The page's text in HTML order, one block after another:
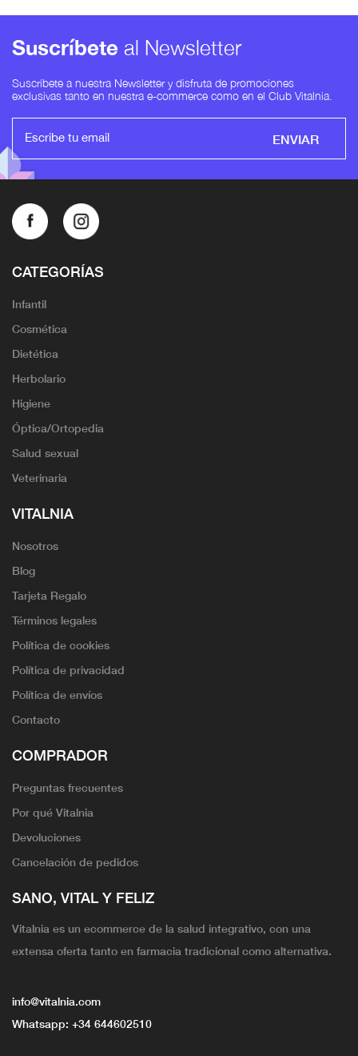
Suscríbete al Newsletter
Suscríbete a nuestra Newsletter y disfruta de promociones
exclusivas tanto en nuestra e-commerce como en el Club Vitalnia.
ENVIAR
CATEGORÍAS
Infantil
Cosmética
Dietética
Herbolario
Higiene
Óptica/Ortopedia
Salud sexual
Veterinaria
VITALNIA
Nosotros
Blog
Tarjeta Regalo
Términos legales
Política de cookies
Política de privacidad
Política de envíos
Contacto
COMPRADOR
Preguntas frecuentes
Por qué Vitalnia
Devoluciones
Cancelación de pedidos
SANO, VITAL Y FELIZ
Vitalnia es un ecommerce de la salud integrativo, con una
extensa oferta tanto en farmacia tradicional como alternativa.
info@vitalnia.com
Whatsapp: +34 644602510